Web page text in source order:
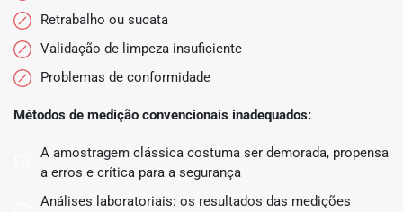
Retrabalho ou sucata
Validação de limpeza insuficiente
Problemas de conformidade
Métodos de medição convencionais inadequados:
A amostragem clássica costuma ser demorada, propensa
a erros e crítica para a segurança
Análises laboratoriais: os resultados das medições